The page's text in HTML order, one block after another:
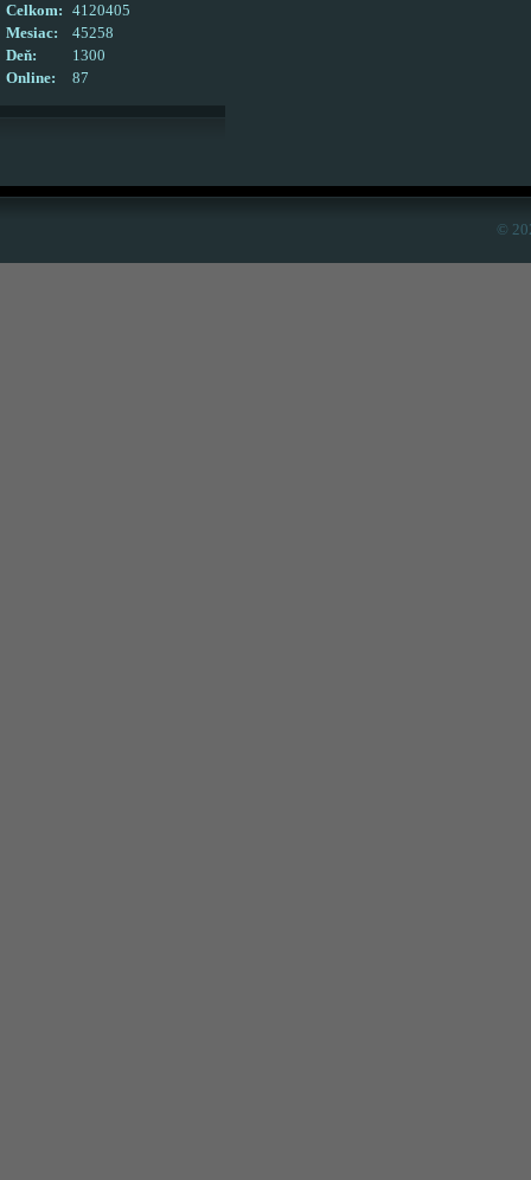
Online: 87
Celkom:
4120405
Mesiac:
45258
Deň:
1300
©